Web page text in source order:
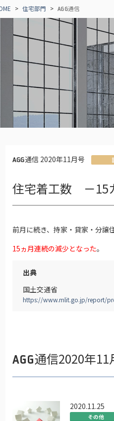
住宅部門 AGG通信
AGG通信 2020年11月号
住宅着工数 －15
前月に続き、持家・貸家・分譲
15ヵ月連続の減少となった。
出典
国土交通省
https://www.mlit.go.jp/report/
AGG通信2020年11
2020.11.25
その他